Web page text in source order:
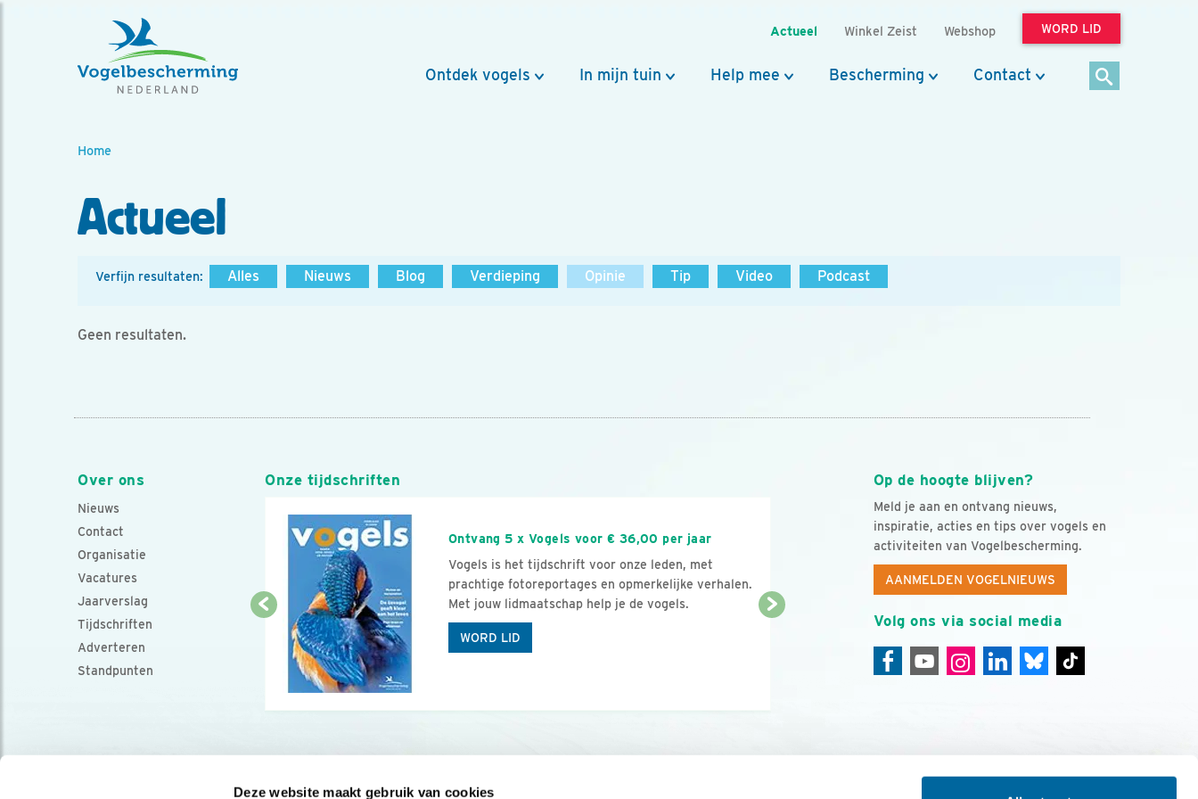
Deze website maakt gebruik van cookies
Actueel Winkel Zeist Webshop WORD LID
Ontdek vogels In mijn tuin Help mee Bescherming Contact
Home
Actueel
Verfijn resultaten: Alles Nieuws Blog Verdieping Opinie Tip Video Podcast
Geen resultaten.
Over ons
Nieuws
Contact
Organisatie
Vacatures
Jaarverslag
Tijdschriften
Adverteren
Standpunten
Op de hoogte blijven?
Meld je aan en ontvang nieuws,
inspiratie, acties en tips over vogels en
activiteiten van Vogelbescherming.
AANMELDEN VOGELNIEUWS
Volg ons via social media
Onze tijdschriften
Ontvang 5 x Vogels voor € 36,00 per jaar
Vogels is het tijdschrift voor onze leden, met
prachtige fotoreportages en opmerkelijke verhalen.
Met jouw lidmaatschap help je de vogels.
WORD LID